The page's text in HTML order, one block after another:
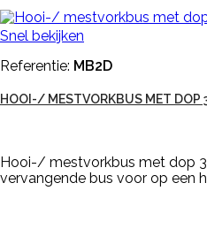
Snel bekijken
Referentie: MB2D
HOOI-/ MESTVORKBUS MET DOP
Hooi-/ mestvorkbus met dop
vervangende bus voor op een